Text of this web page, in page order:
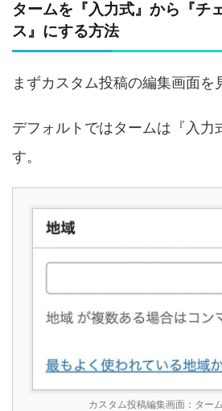
タームを『入力式』から『チ
ス』にする方法
まずカスタム投稿の編集画面を
デフォルトではタームは『入力
す。
カスタム投稿編集画面：ター